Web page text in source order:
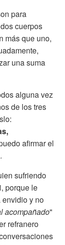
para
cuerpos
más que uno,
una suma
alguna vez
de los tres
afirmar el
sufriendo
porque le
envidio y no
acompañado"
refranero